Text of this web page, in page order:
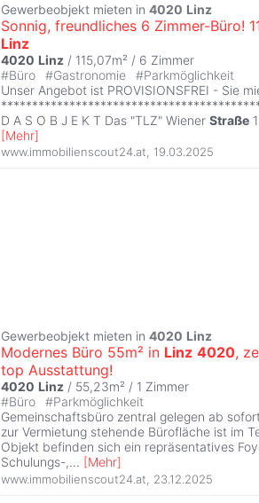
Gewerbeobjekt mieten in 4020 Linz
Sonnig, freundliches 6 Zimmer-Büro!
Linz
4020 Linz / 115,07m² / 6 Zimmer
#Büro #Gastronomie #Parkmöglichkeit
Unser Angebot ist PROVISIONSFREI - Sie
D A S O B J E K T Das "TLZ" Wiener Straße
[Mehr]
www.immobilienscout24.at 19.03.2025
Gewerbeobjekt mieten in 4020 Linz
Modernes Büro 55m² in Linz 4020,
top Ausstattung!
4020 Linz / 55,23m² / 1 Zimmer
#Büro #Parkmöglichkeit
Gemeinschaftsbüro zentral gelegen ab
zur Vermietung stehende Bürofläche ist im
Objekt befinden sich ein repräsentatives
Schulungs-,... [Mehr]
www.immobilienscout24.at 23.12.2025